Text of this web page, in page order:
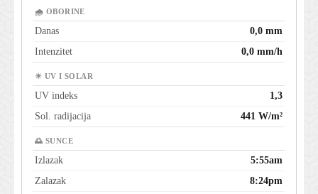
🌧 OBORINE
Danas
0,0 mm
Intenzitet
0,0 mm/h
☀ UV I SOLAR
UV indeks
1,3
Sol. radijacija
441 W/m²
🌅 SUNCE
Izlazak
5:55am
Zalazak
8:24pm